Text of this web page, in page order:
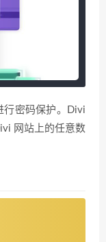
行密码保护。Divi
网站上的任意数